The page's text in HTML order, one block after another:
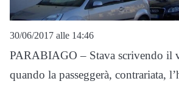
30/06/2017 alle 14:46
PARABIAGO – Stava scrivendo il
quando la passeggerà, contrariata,